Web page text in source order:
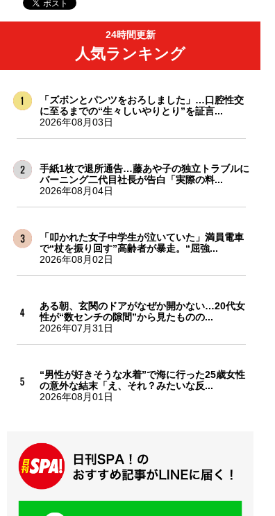
24時間更新
人気ランキング
「ズボンとパンツをおろしました」…口腔性交
に至るまでの“生々しいやりとり”を証言...
2026年08月03日
手紙1枚で退所通告…藤あや子の独立トラブルに
バーニング二代目社長が告白「実際の料...
2026年08月04日
「叩かれた女子中学生が泣いていた」満員電車
で“杖を振り回す”高齢者が暴走。“屈強...
2026年08月02日
ある朝、玄関のドアがなぜか開かない…20代女
性が“数センチの隙間”から見たものの...
2026年07月31日
“男性が好きそうな水着”で海に行った25歳女性
の意外な結末「え、それ？みたいな反...
2026年08月01日